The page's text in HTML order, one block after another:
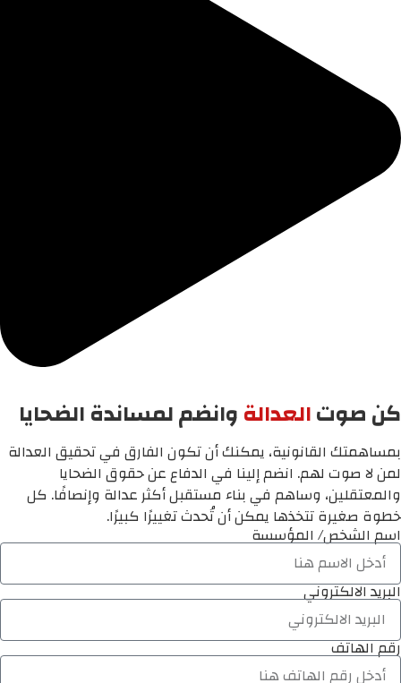
كن صوتالعدالةوانضم لمساندة الضحايا
بمساهمتك القانونية، يمكنك أن تكون الفارق في تحقيق العدالة
لمن لا صوت لهم. انضم إلينا في الدفاع عن حقوق الضحايا
والمعتقلين، وساهم في بناء مستقبل أكثر عدالة وإنصافًا. كل
خطوة صغيرة تتخذها يمكن أن تُحدث تغييرًا كبيرًا.
اسم الشخص/ المؤسسة
البريد الالكتروني
رقم الهاتف